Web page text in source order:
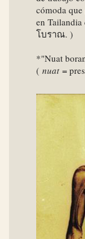
cómoda
en
โบราณ. )
*"Nuat
(nuat=